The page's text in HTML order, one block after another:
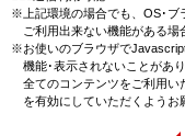
※上記環境の場合でも、OS･ブ
ご利用出来ない機能がある場
※お使いのブラウザで
機能･表示されないことがあり
全てのコンテンツをご利用
を有効にしていただくようお